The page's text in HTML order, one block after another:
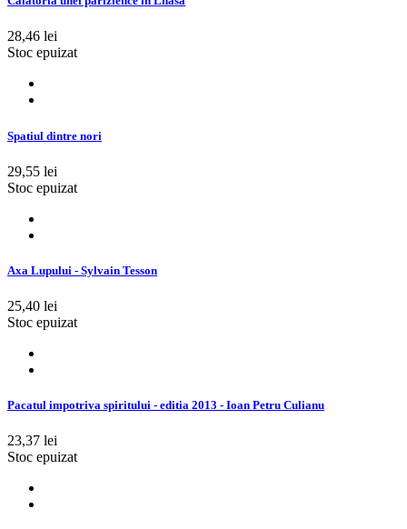
28,46 lei
Stoc epuizat
Spatiul dintre nori
29,55 lei
Stoc epuizat
Axa Lupului - Sylvain Tesson
25,40 lei
Stoc epuizat
Pacatul impotriva spiritului - editia 2013 - Ioan Petru Culianu
23,37 lei
Stoc epuizat